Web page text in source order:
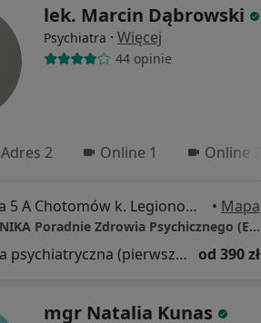
lek. Marcin Dąbrowski
Psychiatra · Więcej
44 opinie
Adres 2 Online 1 Online 2
ul. Tęczowa 5 A Chotomów k. Legionowa, Legionowo • Mapa
PSYCHOKLINIKA Poradnie Zdrowia Psychicznego (EDUCATIO)
Konsultacja psychiatryczna (pierwsza wizyta) od 390 zł
mgr Natalia Kunas